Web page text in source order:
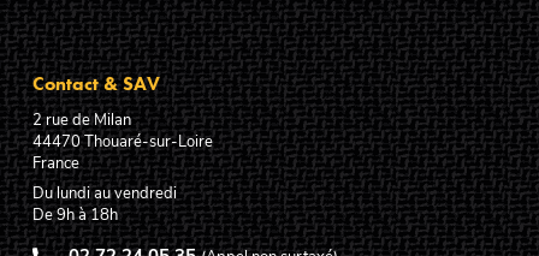
Contact & SAV
2 rue de Milan
44470 Thouaré-sur-Loire
France
Du lundi au vendredi
De 9h à 18h